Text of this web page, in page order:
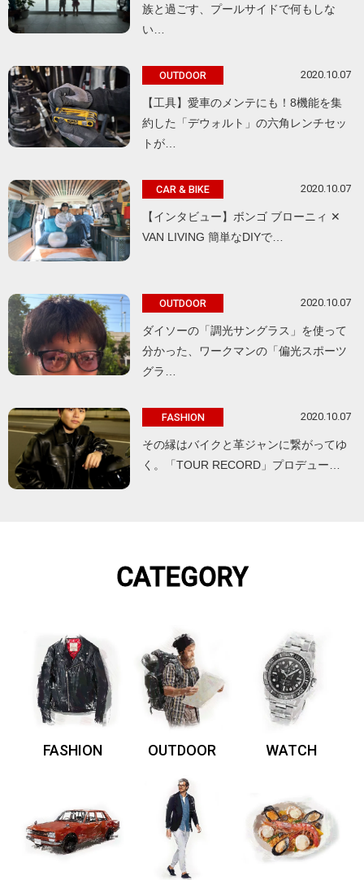
族と過ごす、プールサイドで何もしな
い…
OUTDOOR 2020.10.07
【工具】愛車のメンテにも！8機能を集
約した「デウォルト」の六角レンチセッ
トが…
CAR & BIKE 2020.10.07
【インタビュー】ボンゴ ブローニィ ✕
VAN LIVING 簡単なDIYで…
OUTDOOR 2020.10.07
ダイソーの「調光サングラス」を使って
分かった、ワークマンの「偏光スポーツ
グラ…
FASHION 2020.10.07
その縁はバイクと革ジャンに繋がってゆ
く。「TOUR RECORD」プロデュー…
CATEGORY
FASHION OUTDOOR WATCH